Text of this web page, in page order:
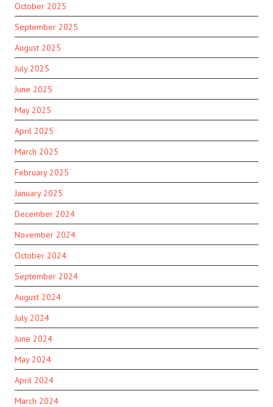
October 2025
September 2025
August 2025
July 2025
June 2025
May 2025
April 2025
March 2025
February 2025
January 2025
December 2024
November 2024
October 2024
September 2024
August 2024
July 2024
June 2024
May 2024
April 2024
March 2024